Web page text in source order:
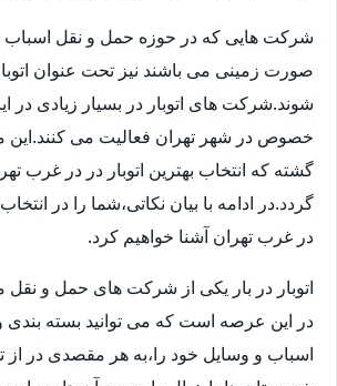
شرکت هایی که در حوزه حمل و نقل اسباب و
صورت زمینی می باشند نیز تحت عنوان
شوند.شرکت های اتوبار در بسیار زیادی در
خصوص در شهر تهران فعالیت می
گشته که انتخاب بهترین اتوبار در در غرب
گردد.در ادامه با بیان نکاتی،شما را در انتخاب
در غرب تهران آشنا خواهیم کرد.
اتوبار در بار یکی از شرکت های حمل و نقل
در این عرصه است که می توانید بسته بندی
اسباب و وسایل خود را،به هر مقصدی در از